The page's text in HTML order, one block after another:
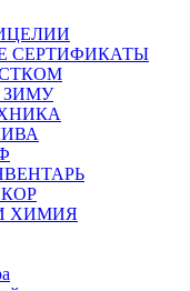
СЕРТИФИКАТЫ
ЗИМУ
ХИМИЯ